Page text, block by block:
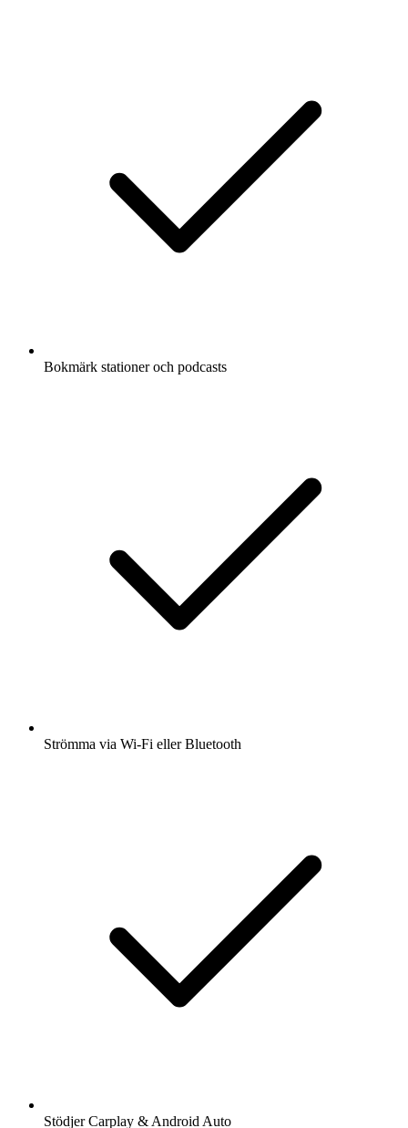
Bokmärk stationer och podcasts
Strömma via Wi-Fi eller Bluetooth
Stödjer Carplay & Android Auto